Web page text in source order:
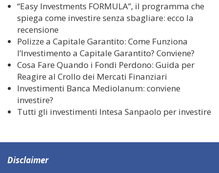
“Easy Investments FORMULA”, il programma che
spiega come investire senza sbagliare: ecco la
recensione
Polizze a Capitale Garantito: Come Funziona
l’Investimento a Capitale Garantito? Conviene?
Cosa Fare Quando i Fondi Perdono: Guida per
Reagire al Crollo dei Mercati Finanziari
Investimenti Banca Mediolanum: conviene
investire?
Tutti gli investimenti Intesa Sanpaolo per investire
Disclaimer